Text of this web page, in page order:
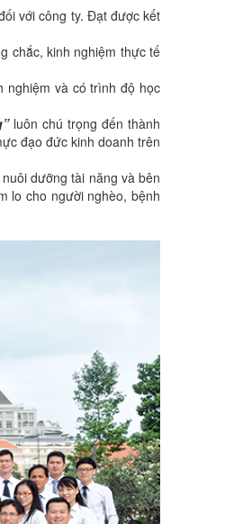
với công ty. Đạt được kết
chắc, kinh nghiệm thực tế
nghiệm và có trình độ học
luôn chú trọng đến thành
đạo đức kinh doanh trên
dưỡng tài năng và bên
lo cho người nghèo, bệnh